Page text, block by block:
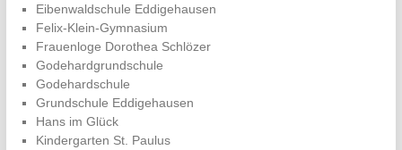
Eibenwaldschule Eddigehausen
Felix-Klein-Gymnasium
Frauenloge Dorothea Schlözer
Godehardgrundschule
Godehardschule
Grundschule Eddigehausen
Hans im Glück
Kindergarten St. Paulus